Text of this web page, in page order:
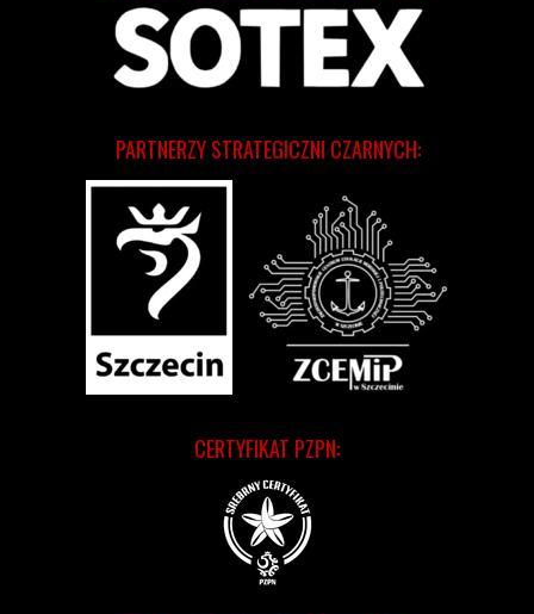
CERTYFIKAT PZPN:
PARTNERZY STRATEGICZNI CZARNYCH: